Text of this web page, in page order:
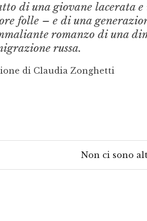
di una giovane lacerata e
folle – e di una
romanzo di una
russa.
di Claudia Zonghetti
Non ci sono